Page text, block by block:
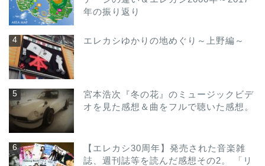
年の振り返り
エレカシゆかりの地めぐり～上野編～
宮本浩次『冬の花』のミュージックビデ
オを見た感想＆曲をフルで聴いた感想。
【エレカシ30周年】発売された音楽雑
誌、週刊誌等を読んだ感想その2。 「リ